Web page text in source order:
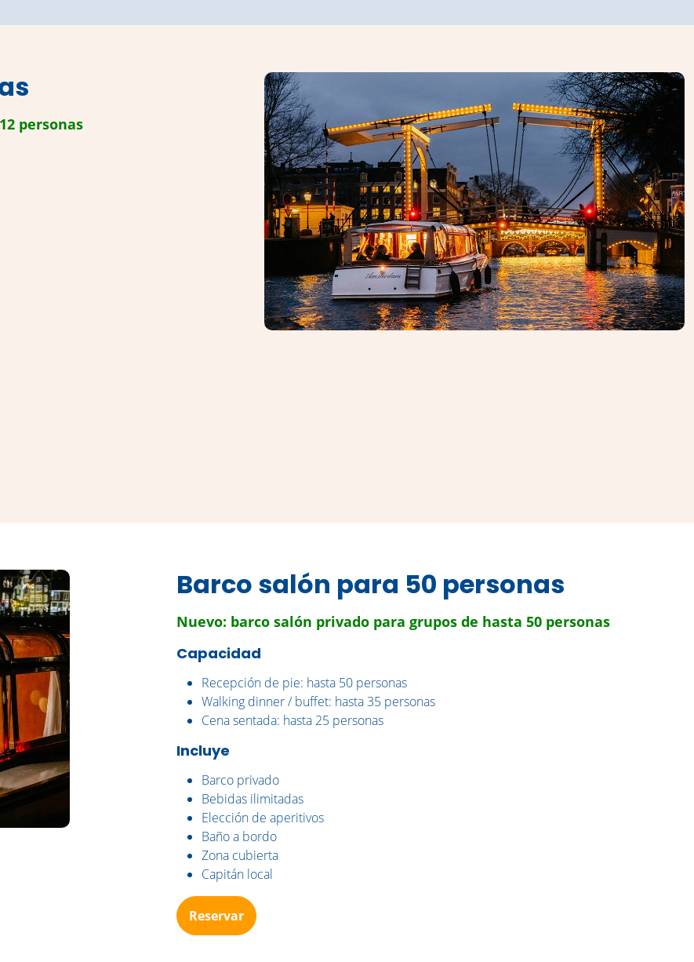
personas
Barco salón para 50 personas
Nuevo: barco salón privado para grupos de hasta 50 personas
Capacidad
Recepción de pie: hasta 50 personas
Walking dinner / buffet: hasta 35 personas
Cena sentada: hasta 25 personas
Incluye
Barco privado
Bebidas ilimitadas
Elección de aperitivos
Baño a bordo
Zona cubierta
Capitán local
Reservar